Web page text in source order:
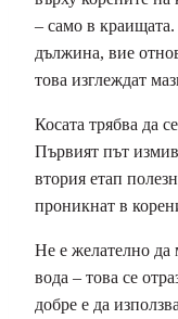
– само в
дължина, вие
това изглеждат
Косата трябва да
Първият път
втория етап
проникнат в
Не е желателно да
вода – това се
добре е да